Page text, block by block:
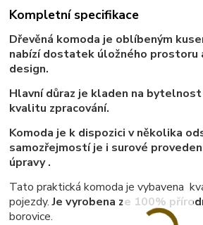
Kompletní specifikace
Dřevěná komoda je oblíbeným
nabízí dostatek úložného prostoru
design.
Hlavní důraz je kladen na
kvalitu zpracování.
Komoda je k dispozici v několika
samozřejmostí je i surové
úpravy .
Tato praktická komoda je vybavena
pojezdy.Je vyrobena ze 100%
borovice.